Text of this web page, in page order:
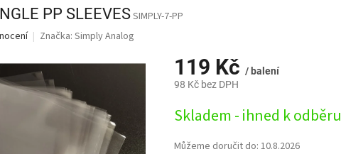
PP SLEEVESSIMPLY-7-PP
Značka: Simply Analog
119 Kč / balení
98 Kč bez DPH
cena:
Skladem - ihned k odběru
Můžeme doručit do: 10.8.2026